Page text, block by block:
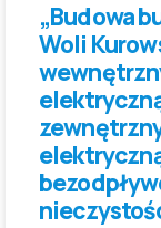
„Budowa
Woli